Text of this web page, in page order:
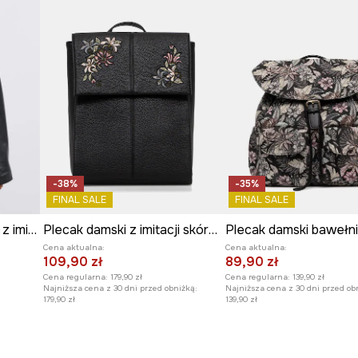
Plecak torebka damska z imitacji skóry
-38%
FINAL SALE
Plecak damski z imitacji skóry z ozdobnym haftem
Cena aktualna:
109,90 zł
Cena regularna: 179,90 zł
Najniższa cena z 30 dni przed obniżką:
179,90 zł
-35%
FINAL SALE
Plecak damski
Cena aktualna:
89,90 zł
Cena regularna: 139,90 zł
Najniższa cena z 30 dni przed
139,90 zł